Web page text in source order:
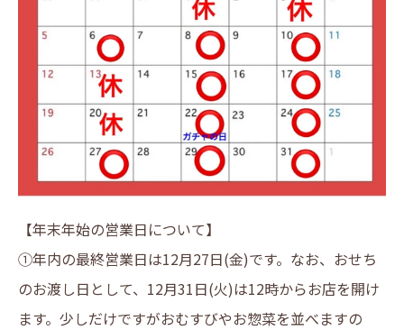
【年末年始の営業日について】
①年内の最終営業日は12月27日(金)です。なお、おせち
のお渡し日として、12月31日(火)は12時からお店を開け
ます。少しだけですがおむすびやお惣菜を並べますの